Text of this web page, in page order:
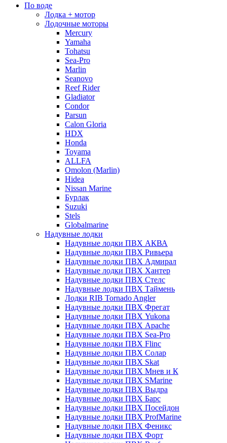
По воде
Лодка + мотор
Лодочные моторы
Mercury
Yamaha
Tohatsu
Sea-Pro
Marlin
Seanovo
Reef Rider
Gladiator
Condor
Parsun
Calon Gloria
HDX
Honda
Toyama
ALLFA
Omolon (Marlin)
Hidea
Nissan Marine
Бурлак
Suzuki
Stels
Globalmarine
Надувные лодки
Надувные лодки ПВХ АКВА
Надувные лодки ПВХ Ривьера
Надувные лодки ПВХ Адмирал
Надувные лодки ПВХ Хантер
Надувные лодки ПВХ Стелс
Надувные лодки ПВХ Таймень
Лодки RIB Tornado Angler
Надувные лодки ПВХ Фрегат
Надувные лодки ПВХ Yukona
Надувные лодки ПВХ Apache
Надувные лодки ПВХ Sea-Pro
Надувные лодки ПВХ Flinc
Надувные лодки ПВХ Солар
Надувные лодки ПВХ Skat
Надувные лодки ПВХ Мнев и К
Надувные лодки ПВХ SMarine
Надувные лодки ПВХ Выдра
Надувные лодки ПВХ Барс
Надувные лодки ПВХ Посейдон
Надувные лодки ПВХ ProfMarine
Надувные лодки ПВХ Феникс
Надувные лодки ПВХ Форт